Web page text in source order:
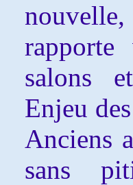
salons
Enjeu
Anciens
sans